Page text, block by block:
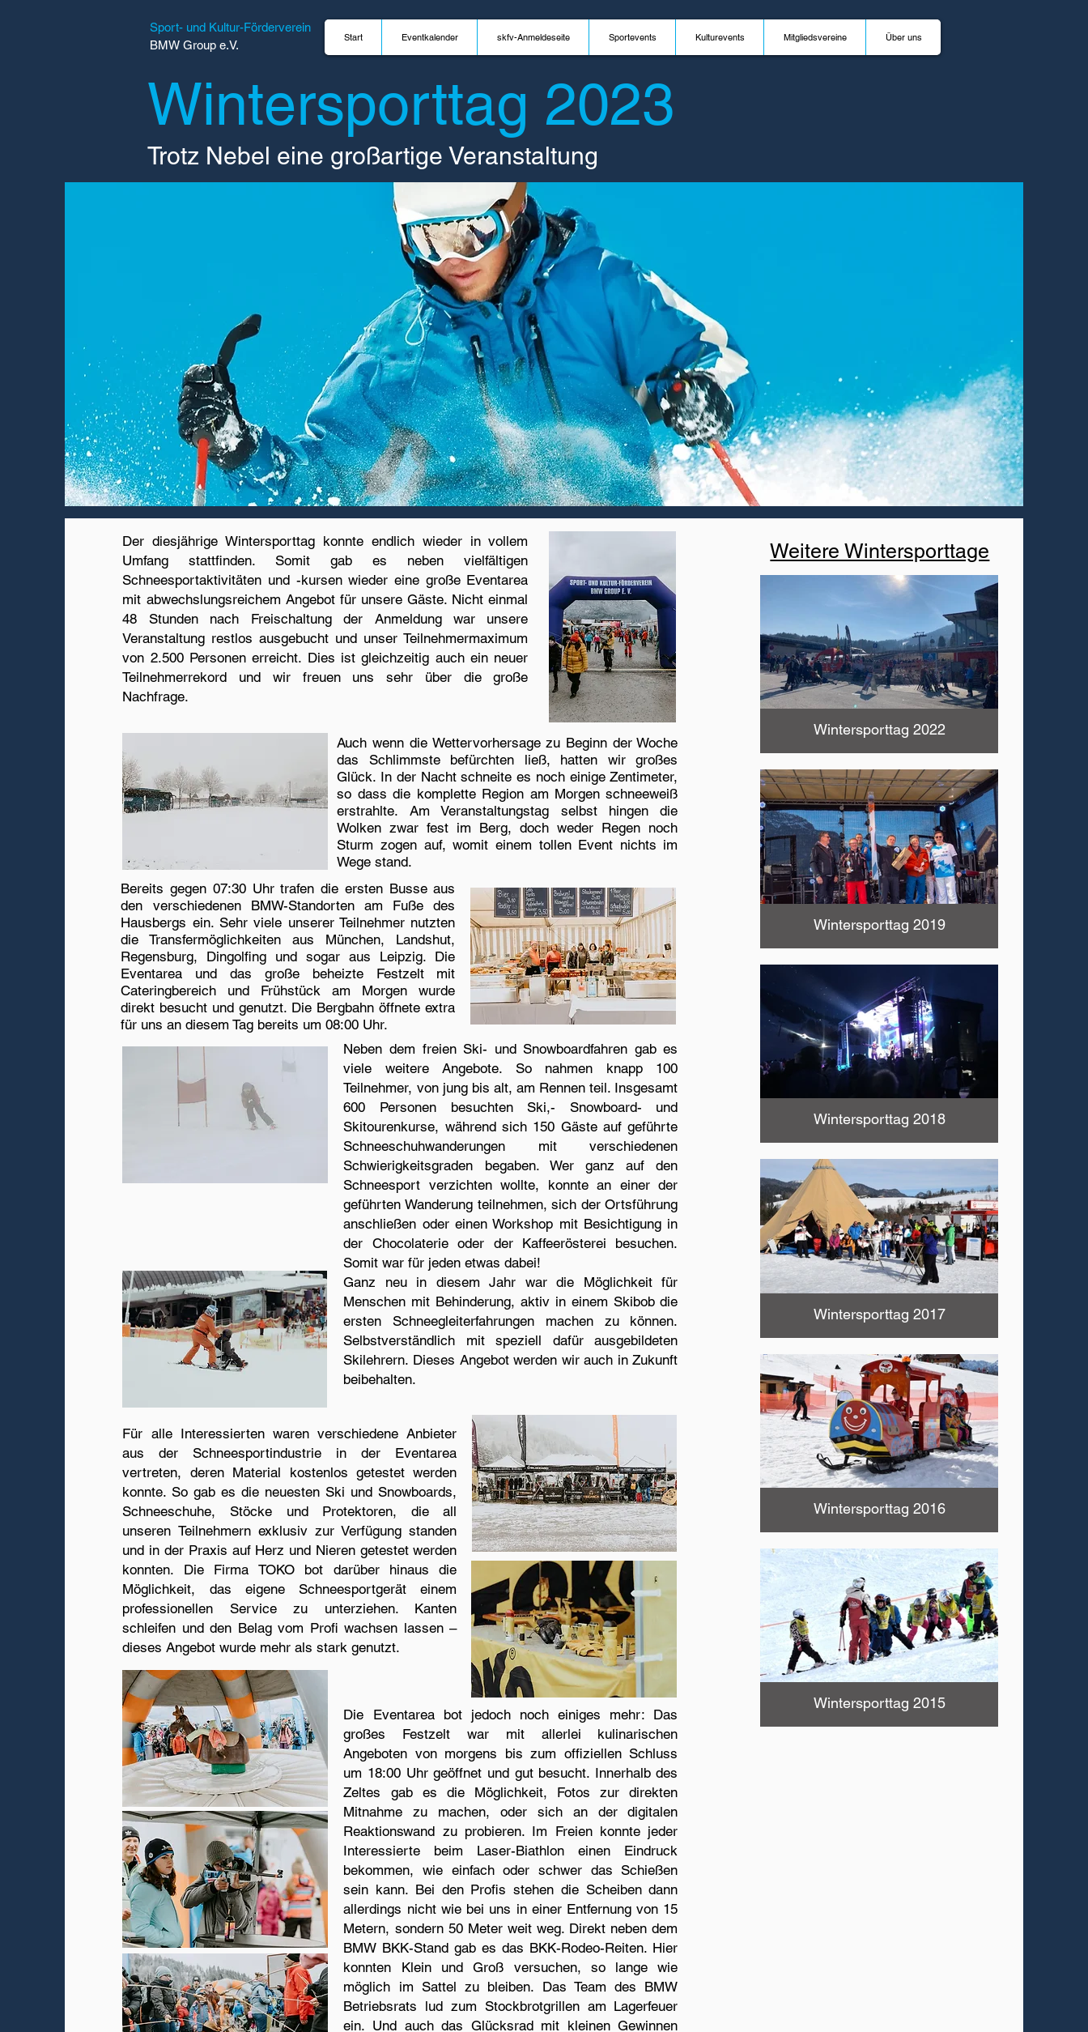
Sport- und Kultur-Förderverein
BMW Group e.V.
Start Eventkalender skfv-Anmeldeseite Sportevents Kulturevents Mitgliedsvereine Über uns
Wintersporttag 2023
Trotz Nebel eine großartige Veranstaltung
Der diesjährige Wintersporttag konnte endlich wieder in vollem
Umfang stattfinden. Somit gab es neben vielfältigen
Schneesportaktivitäten und -kursen wieder eine große Eventarea
mit abwechslungsreichem Angebot für unsere Gäste. Nicht einmal
48 Stunden nach Freischaltung der Anmeldung war unsere
Veranstaltung restlos ausgebucht und unser Teilnehmermaximum
von 2.500 Personen erreicht. Dies ist gleichzeitig auch ein neuer
Teilnehmerrekord und wir freuen uns sehr über die große
Nachfrage.
Auch wenn die Wettervorhersage zu Beginn der Woche
das Schlimmste befürchten ließ, hatten wir großes
Glück. In der Nacht schneite es noch einige Zentimeter,
so dass die komplette Region am Morgen schneeweiß
erstrahlte. Am Veranstaltungstag selbst hingen die
Wolken zwar fest im Berg, doch weder Regen noch
Sturm zogen auf, womit einem tollen Event nichts im
Wege stand.
Bereits gegen 07:30 Uhr trafen die ersten Busse aus
den verschiedenen BMW-Standorten am Fuße des
Hausbergs ein. Sehr viele unserer Teilnehmer nutzten
die Transfermöglichkeiten aus München, Landshut,
Regensburg, Dingolfing und sogar aus Leipzig. Die
Eventarea und das große beheizte Festzelt mit
Cateringbereich und Frühstück am Morgen wurde
direkt besucht und genutzt. Die Bergbahn öffnete extra
für uns an diesem Tag bereits um 08:00 Uhr.
Neben dem freien Ski- und Snowboardfahren gab es
viele weitere Angebote. So nahmen knapp 100
Teilnehmer, von jung bis alt, am Rennen teil. Insgesamt
600 Personen besuchten Ski,- Snowboard- und
Skitourenkurse, während sich 150 Gäste auf geführte
Schneeschuhwanderungen mit verschiedenen
Schwierigkeitsgraden begaben. Wer ganz auf den
Schneesport verzichten wollte, konnte an einer der
geführten Wanderung teilnehmen, sich der Ortsführung
anschließen oder einen Workshop mit Besichtigung in
der Chocolaterie oder der Kaffeerösterei besuchen.
Somit war für jeden etwas dabei!
Ganz neu in diesem Jahr war die Möglichkeit für
Menschen mit Behinderung, aktiv in einem Skibob die
ersten Schneegleiterfahrungen machen zu können.
Selbstverständlich mit speziell dafür ausgebildeten
Skilehrern. Dieses Angebot werden wir auch in Zukunft
beibehalten.
Für alle Interessierten waren verschiedene Anbieter
aus der Schneesportindustrie in der Eventarea
vertreten, deren Material kostenlos getestet werden
konnte. So gab es die neuesten Ski und Snowboards,
Schneeschuhe, Stöcke und Protektoren, die all
unseren Teilnehmern exklusiv zur Verfügung standen
und in der Praxis auf Herz und Nieren getestet werden
konnten. Die Firma TOKO bot darüber hinaus die
Möglichkeit, das eigene Schneesportgerät einem
professionellen Service zu unterziehen. Kanten
schleifen und den Belag vom Profi wachsen lassen –
dieses Angebot wurde mehr als stark genutzt.
Die Eventarea bot jedoch noch einiges mehr: Das
großes Festzelt war mit allerlei kulinarischen
Angeboten von morgens bis zum offiziellen Schluss
um 18:00 Uhr geöffnet und gut besucht. Innerhalb des
Zeltes gab es die Möglichkeit, Fotos zur direkten
Mitnahme zu machen, oder sich an der digitalen
Reaktionswand zu probieren. Im Freien konnte jeder
Interessierte beim Laser-Biathlon einen Eindruck
bekommen, wie einfach oder schwer das Schießen
sein kann. Bei den Profis stehen die Scheiben dann
allerdings nicht wie bei uns in einer Entfernung von 15
Metern, sondern 50 Meter weit weg. Direkt neben dem
BMW BKK-Stand gab es das BKK-Rodeo-Reiten. Hier
konnten Klein und Groß versuchen, so lange wie
möglich im Sattel zu bleiben. Das Team des BMW
Betriebsrats lud zum Stockbrotgrillen am Lagerfeuer
ein. Und auch das Glücksrad mit kleinen Gewinnen
Weitere Wintersporttage
Wintersporttag 2022
Wintersporttag 2019
Wintersporttag 2018
Wintersporttag 2017
Wintersporttag 2016
Wintersporttag 2015